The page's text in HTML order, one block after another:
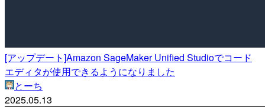
[アップデート]Amazon SageMaker Unified Studioでコード
エディタが使用できるようになりました
とーち
2025.05.13